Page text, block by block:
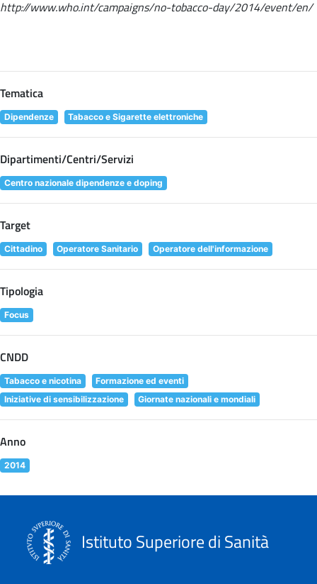
http://www.who.int/campaigns/no-tobacco-day/2014/event/en/
Tematica
Dipendenze Tabacco e Sigarette elettroniche
Dipartimenti/Centri/Servizi
Centro nazionale dipendenze e doping
Target
Cittadino Operatore Sanitario Operatore dell'informazione
Tipologia
Focus
CNDD
Tabacco e nicotina
Formazione ed eventi
Iniziative di sensibilizzazione
Giornate nazionali e mondiali
Anno
2014
Istituto Superiore di Sanità